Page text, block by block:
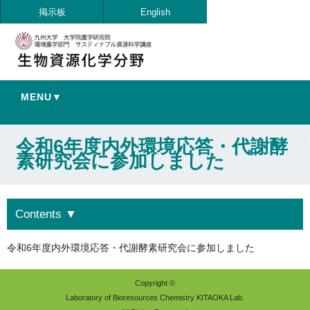
掲示板 English
MENU▼
令和6年度内外環境応答・代謝酵
素研究会に参加しました
令和6年度内外環境応答・代謝酵素研究会に参加しました
Contents ▼
Copyright ©
Laboratory of Bioresources Chemistry KITAOKA Lab.